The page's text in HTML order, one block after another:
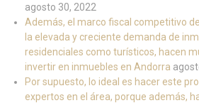
agosto 30, 2022
Además, el marco fiscal competitivo
la elevada y creciente demanda de
residenciales como turísticos, hacen
invertir en inmuebles en Andorra
Por supuesto, lo ideal es hacer este
expertos en el área, porque además,